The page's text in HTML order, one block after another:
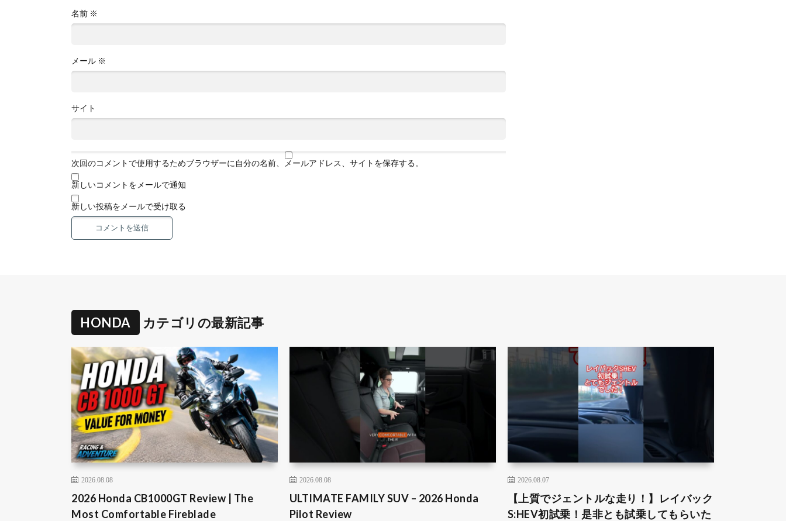
名前 ※
メール ※
サイト
次回のコメントで使用するためブラウザーに自分の名前、メールアドレス、サイトを保存する。
新しいコメントをメールで通知
新しい投稿をメールで受け取る
HONDA カテゴリの最新記事
2026.08.08
2026 Honda CB1000GT Review | The
Most Comfortable Fireblade
2026.08.08
ULTIMATE FAMILY SUV – 2026 Honda
Pilot Review
2026.08.07
【上質でジェントルな走り！】レイバック
S:HEV初試乗！是非とも試乗してもらいた